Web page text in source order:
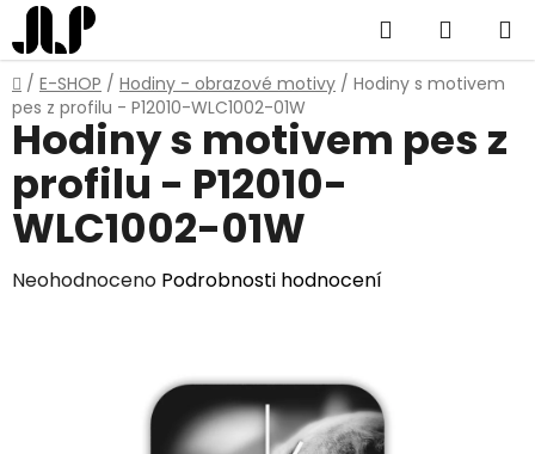
Přejít
na
obsah
Hledat
KOŠÍK
Domů
/ E-SHOP / Hodiny - obrazové motivy / Hodiny s motivem
pes z profilu - P12010-WLC1002-01W
Hodiny s motivem pes z
profilu - P12010-
WLC1002-01W
Průměrné
Neohodnoceno Podrobnosti hodnocení